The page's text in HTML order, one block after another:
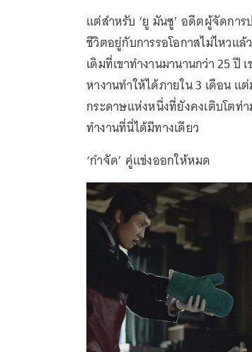
แต่สำหรับ ‘ยู มันซู’ อดีตผู้จัดการ
ชีวิตอยู่กับการรอโอกาสไม่ไหวแ
เดิมที่เขาทำงานมานานกว่า 25 ปี
หางานทำให้ได้ภายใน 3 เดือน แ
กระดาษแห่งหนึ่งที่ยังคงเติบโตท่
ทำงานที่นี่ได้มีทางเดียว
‘กำจัด’ คู่แข่งออกให้หมด